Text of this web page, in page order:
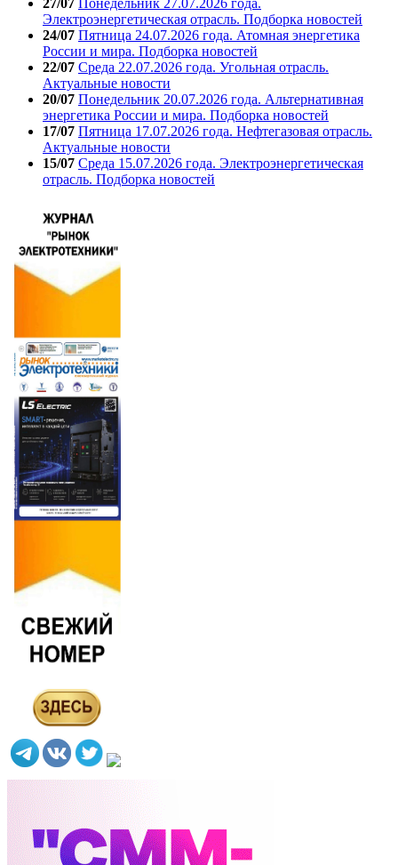
27/07 Понедельник 27.07.2026 года.
Электроэнергетическая отрасль. Подборка новостей
24/07 Пятница 24.07.2026 года. Атомная энергетика
России и мира. Подборка новостей
22/07 Среда 22.07.2026 года. Угольная отрасль.
Актуальные новости
20/07 Понедельник 20.07.2026 года. Альтернативная
энергетика России и мира. Подборка новостей
17/07 Пятница 17.07.2026 года. Нефтегазовая отрасль.
Актуальные новости
15/07 Среда 15.07.2026 года. Электроэнергетическая
отрасль. Подборка новостей